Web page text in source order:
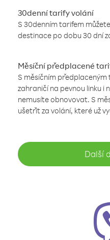
30denní tarify volání
S 30denním tarifem
destinace po dobu 30 dní
Měsíční předplacené
S měsíčním
zahraničí na pevnou linku i
nemusíte obnovovat. S
ušetřit za volání, které už
Další